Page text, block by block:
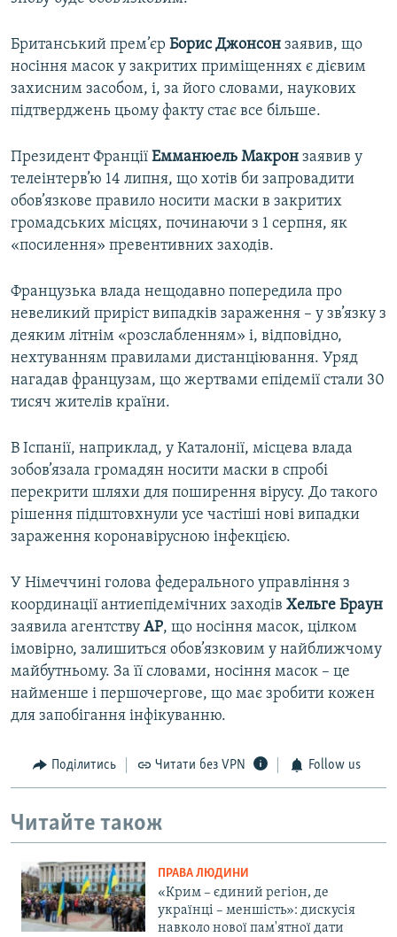
Британський прем’єр Борис Джонсон заявив, що
носіння масок у закритих приміщеннях є дієвим
захисним засобом, і, за його словами, наукових
підтверджень цьому факту стає все більше.
Президент Франції Емманюель Макрон заявив у
телеінтерв’ю 14 липня, що хотів би запровадити
обов’язкове правило носити маски в закритих
громадських місцях, починаючи з 1 серпня, як
«посилення» превентивних заходів.
Французька влада нещодавно попередила про
невеликий приріст випадків зараження – у зв’язку з
деяким літнім «розслабленням» і, відповідно,
нехтуванням правилами дистанціювання. Уряд
нагадав французам, що жертвами епідемії стали 30
тисяч жителів країни.
В Іспанії, наприклад, у Каталонії, місцева влада
зобов’язала громадян носити маски в спробі
перекрити шляхи для поширення вірусу. До такого
рішення підштовхнули усе частіші нові випадки
зараження коронавірусною інфекцією.
У Німеччині голова федерального управління з
координації антиепідемічних заходів Хельге Браун
заявила агентству AP, що носіння масок, цілком
імовірно, залишиться обов’язковим у найближчому
майбутньому. За її словами, носіння масок – це
найменше і першочергове, що має зробити кожен
для запобігання інфікуванню.
Поділитись Читати без VPN Follow us
Читайте також
ПРАВА ЛЮДИНИ
«Крим – єдиний регіон, де
українці – меншість»: дискусія
навколо нової пам'ятної дати